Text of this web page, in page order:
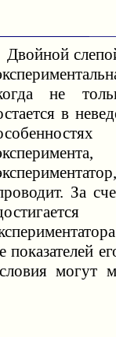
Двойной
не
в
За
могут